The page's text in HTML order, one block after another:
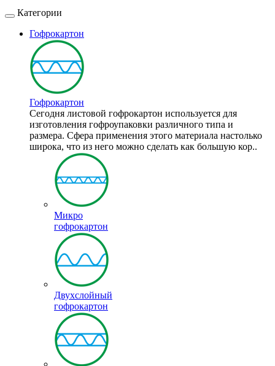
Категории
Гофрокартон
Гофрокартон
Сегодня листовой гофрокартон используется для
изготовления гофроупаковки различного типа и
размера. Сфера применения этого материала настолько
широка, что из него можно сделать как большую кор..
Микро
гофрокартон
Двухслойный
гофрокартон